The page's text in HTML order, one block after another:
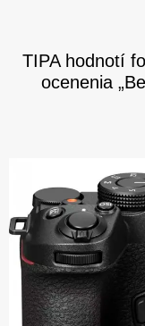
TIPA hodnotí
ocenenia